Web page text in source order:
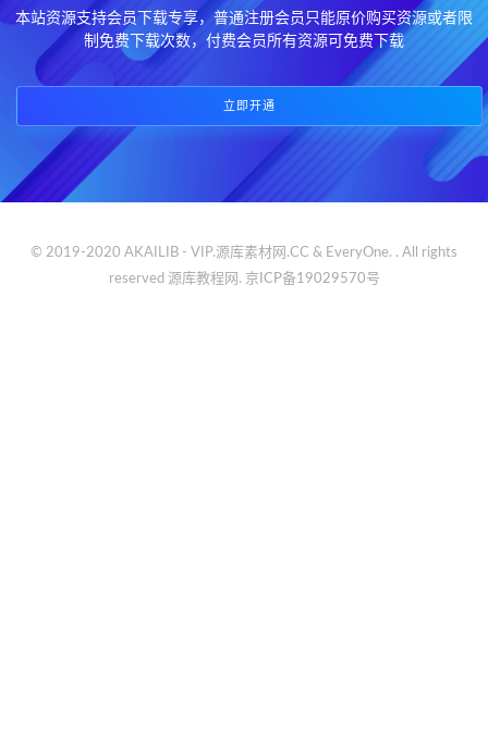
本站资源支持会员下载专享，普通注册会员只能原价购买资源或者限
制免费下载次数，付费会员所有资源可免费下载
立即开通
© 2019-2020 AKAILIB - VIP.源库素材网.CC & EveryOne. . All rights
reserved 源库教程网. 京ICP备19029570号